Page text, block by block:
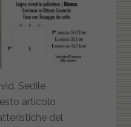
Sedile
articolo
del